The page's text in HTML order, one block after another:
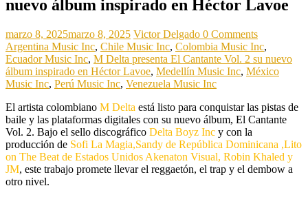
nuevo álbum inspirado en Héctor Lavoe
marzo 8, 2025marzo 8, 2025 Victor Delgado 0 Comments
Argentina Music Inc, Chile Music Inc, Colombia Music Inc,
Ecuador Music Inc, M Delta presenta El Cantante Vol. 2 su nuevo
álbum inspirado en Héctor Lavoe, Medellín Music Inc, México
Music Inc, Perú Music Inc, Venezuela Music Inc
El artista colombiano M Delta está listo para conquistar las pistas de
baile y las plataformas digitales con su nuevo álbum, El Cantante
Vol. 2. Bajo el sello discográfico Delta Boyz Inc y con la
producción de Sofi La Magia,Sandy de República Dominicana ,Lito
on The Beat de Estados Unidos Akenaton Visual, Robin Khaled y
JM, este trabajo promete llevar el reggaetón, el trap y el dembow a
otro nivel.